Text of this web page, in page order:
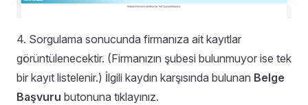
4. Sorgulama sonucunda firmanıza ait kayıtlar
görüntülenecektir. (Firmanızın şubesi bulunmuyor ise tek
bir kayıt listelenir.) İlgili kaydın karşısında bulunan Belge
Başvuru butonuna tıklayınız.